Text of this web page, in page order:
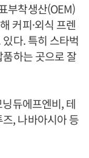
부착생산(OEM)
커피·외식 프렌
다. 특히 스타벅
하는 곳으로 잘
듀에프엔비, 테
, 나바아시아 등